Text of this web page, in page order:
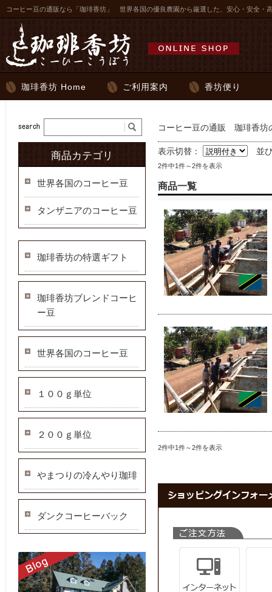
コーヒー豆の通販なら「珈琲香坊」 世界各国の優良農園から厳選した、安心・安全・
珈琲香坊 Home ご利用案内 香坊便り
コーヒー豆の通販 珈琲香坊
表示切替： 並
2件中1件～2件を表示
商品一覧
2件中1件～2件を表示
商品カテゴリ
世界各国のコーヒー豆
タンザニアのコーヒー豆
珈琲香坊の特選ギフト
珈琲香坊ブレンドコーヒ
ー豆
世界各国のコーヒー豆
１００ｇ単位
２００ｇ単位
やまつりの冷んやり珈琲
ダンクコーヒーバック